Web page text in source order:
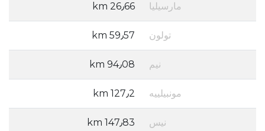
مارسيليا 26٫66 km
تولون 59٫57 km
نيم 94٫08 km
مونبيلييه 127٫2 km
نيس 147٫83 km